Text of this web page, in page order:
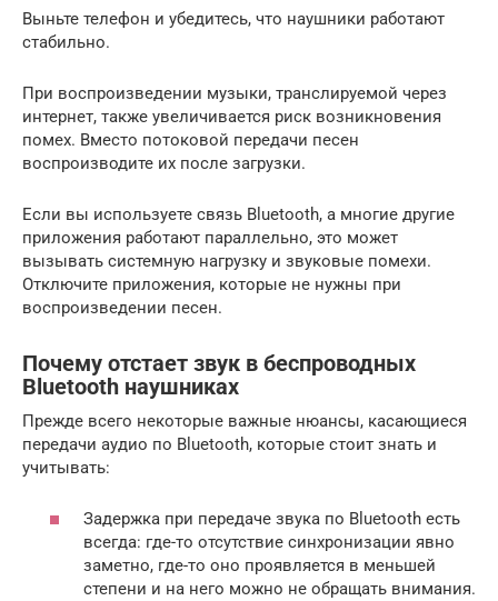
Выньте телефон и убедитесь, что наушники работают
стабильно.
При воспроизведении музыки, транслируемой через
интернет, также увеличивается риск возникновения
помех. Вместо потоковой передачи песен
воспроизводите их после загрузки.
Если вы используете связь Bluetooth, а многие другие
приложения работают параллельно, это может
вызывать системную нагрузку и звуковые помехи.
Отключите приложения, которые не нужны при
воспроизведении песен.
Почему отстает звук в беспроводных
Bluetooth наушниках
Прежде всего некоторые важные нюансы, касающиеся
передачи аудио по Bluetooth, которые стоит знать и
учитывать:
Задержка при передаче звука по Bluetooth есть
всегда: где-то отсутствие синхронизации явно
заметно, где-то оно проявляется в меньшей
степени и на него можно не обращать внимания.